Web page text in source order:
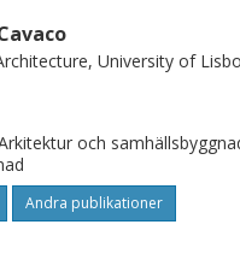
University of
och
Andra publikationer